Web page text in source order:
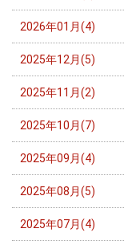
2026年01月(4)
2025年12月(5)
2025年11月(2)
2025年10月(7)
2025年09月(4)
2025年08月(5)
2025年07月(4)